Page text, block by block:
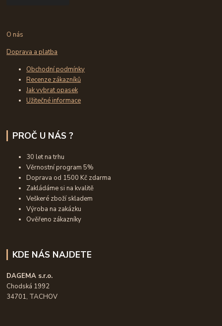
O nás
Doprava a platba
Obchodní podmínky
Recenze zákazníků
Jak vybrat opasek
Užitečné informace
PROČ U NÁS ?
30 let na trhu
Věrnostní program 5%
Doprava od 1500 Kč zdarma
Zakládáme si na kvalitě
Veškeré zboží skladem
Výroba na zakázku
Ověřeno zákazníky
KDE NÁS NAJDETE
DAGEMA s.r.o.
Chodská 1992
34701, TACHOV